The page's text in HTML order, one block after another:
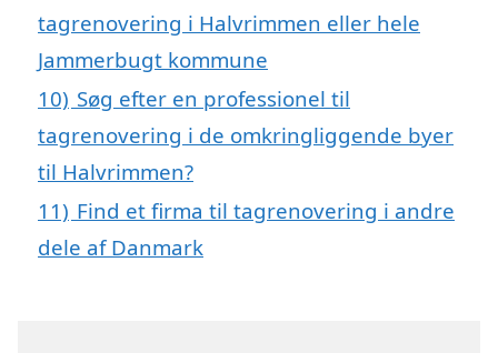
tagrenovering i Halvrimmen eller hele
Jammerbugt kommune
10) Søg efter en professionel til
tagrenovering i de omkringliggende byer
til Halvrimmen?
11) Find et firma til tagrenovering i andre
dele af Danmark